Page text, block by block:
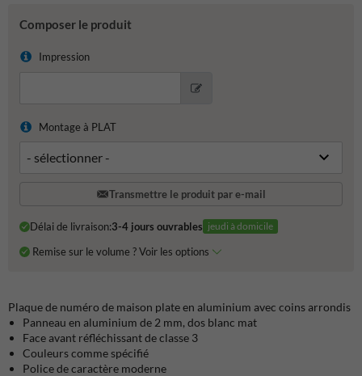
Composer le produit
Impression
Montage à PLAT
Transmettre le produit par e-mail
Délai de livraison:3-4 jours ouvrables jeudi à domicile
Remise sur le volume ? Voir les options
Plaque de numéro de maison plate en aluminium avec coins arrondis
Panneau en aluminium de 2 mm, dos blanc mat
Face avant réfléchissant de classe 3
Couleurs comme spécifié
Police de caractère moderne